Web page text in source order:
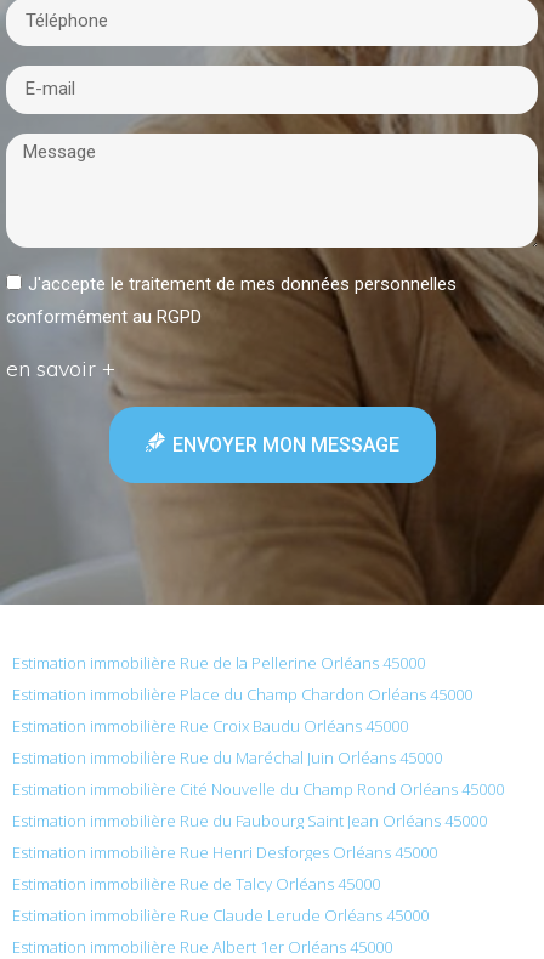
J'accepte le traitement de mes données personnelles
conformément au RGPD
en savoir +
ENVOYER MON MESSAGE
Estimation immobilière Rue de la Pellerine Orléans 45000
Estimation immobilière Place du Champ Chardon Orléans 45000
Estimation immobilière Rue Croix Baudu Orléans 45000
Estimation immobilière Rue du Maréchal Juin Orléans 45000
Estimation immobilière Cité Nouvelle du Champ Rond Orléans 45000
Estimation immobilière Rue du Faubourg Saint Jean Orléans 45000
Estimation immobilière Rue Henri Desforges Orléans 45000
Estimation immobilière Rue de Talcy Orléans 45000
Estimation immobilière Rue Claude Lerude Orléans 45000
Estimation immobilière Rue Albert 1er Orléans 45000